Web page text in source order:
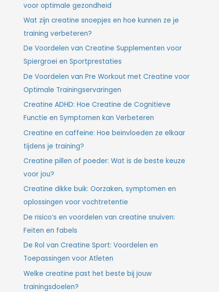
voor optimale gezondheid
Wat zijn creatine snoepjes en hoe kunnen ze je
training verbeteren?
De Voordelen van Creatine Supplementen voor
Spiergroei en Sportprestaties
De Voordelen van Pre Workout met Creatine voor
Optimale Trainingservaringen
Creatine ADHD: Hoe Creatine de Cognitieve
Functie en Symptomen kan Verbeteren
Creatine en caffeine: Hoe beïnvloeden ze elkaar
tijdens je training?
Creatine pillen of poeder: Wat is de beste keuze
voor jou?
Creatine dikke buik: Oorzaken, symptomen en
oplossingen voor vochtretentie
De risico’s en voordelen van creatine snuiven:
Feiten en fabels
De Rol van Creatine Sport: Voordelen en
Toepassingen voor Atleten
Welke creatine past het beste bij jouw
trainingsdoelen?